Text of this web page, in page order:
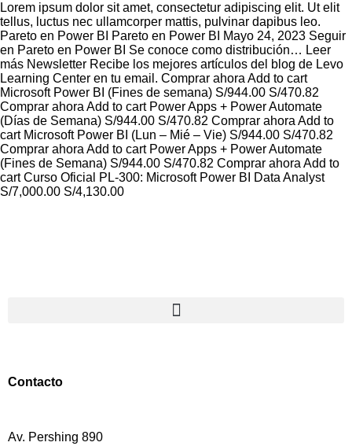
Lorem ipsum dolor sit amet, consectetur adipiscing elit. Ut elit
tellus, luctus nec ullamcorper mattis, pulvinar dapibus leo.
Pareto en Power BI Pareto en Power BI Mayo 24, 2023 Seguir
en Pareto en Power BI Se conoce como distribución… Leer
más Newsletter Recibe los mejores artículos del blog de Levo
Learning Center en tu email. Comprar ahora Add to cart
Microsoft Power BI (Fines de semana) S/944.00 S/470.82
Comprar ahora Add to cart Power Apps + Power Automate
(Días de Semana) S/944.00 S/470.82 Comprar ahora Add to
cart Microsoft Power BI (Lun – Mié – Vie) S/944.00 S/470.82
Comprar ahora Add to cart Power Apps + Power Automate
(Fines de Semana) S/944.00 S/470.82 Comprar ahora Add to
cart Curso Oficial PL-300: Microsoft Power BI Data Analyst
S/7,000.00 S/4,130.00
Contacto
Av. Pershing 890